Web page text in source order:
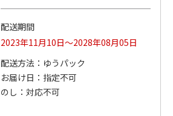
配送期間
2023年11月10日～2028年08月05日
配送方法
ゆうパック
お届け日
指定不可
のし
対応不可